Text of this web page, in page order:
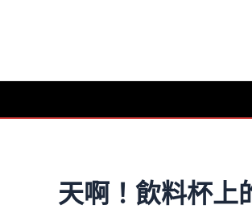
要
天啊！飲料杯上